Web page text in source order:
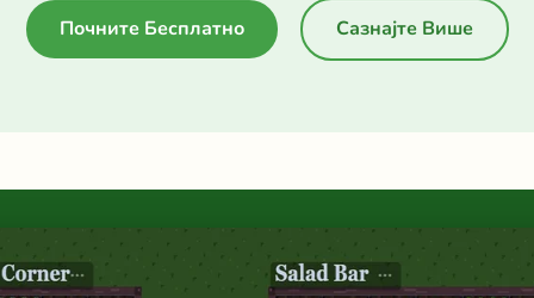
Почните Бесплатно Сазнајте Више